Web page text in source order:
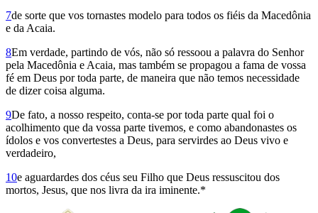
7de sorte que vos tor­nastes modelo para todos os fiéis da Macedônia
e da Acaia.
8Em verdade, partindo de vós, não só ressoou a palavra do Senhor
pela Macedônia e Acaia, mas também se propagou a fama de vossa
fé em Deus por toda parte, de maneira que não temos necessidade
de dizer coisa alguma.
9De fato, a nosso respeito, conta-se por toda parte qual foi o
acolhimento que da vossa parte tivemos, e como abandonastes os
ídolos e vos convertestes a Deus, para servirdes ao Deus vivo e
verdadeiro,
10e aguardardes dos céus seu Filho que Deus ressuscitou dos
mortos, Jesus, que nos livra da ira iminente.*